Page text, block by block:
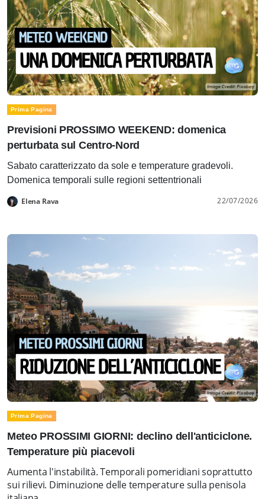
Prima Pagina
Previsioni PROSSIMO WEEKEND: domenica
perturbata sul Centro-Nord
Sabato caratterizzato da sole e temperature gradevoli.
Domenica temporali sulle regioni settentrionali
Elena Rava 22/07/2026
Prima Pagina
Meteo PROSSIMI GIORNI: declino dell'anticiclone.
Temperature più piacevoli
Aumenta l'instabilità. Temporali pomeridiani soprattutto
sui rilievi. Diminuzione delle temperature sulla penisola